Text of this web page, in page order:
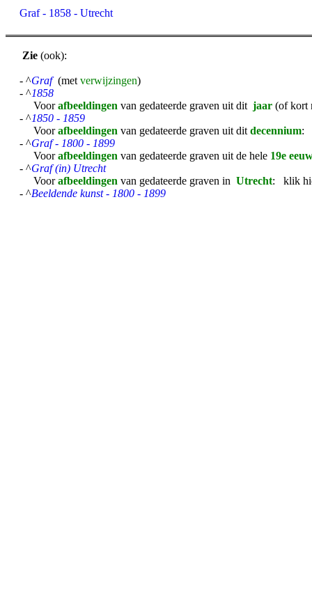
Graf - 1858 - Utrecht
Zie (ook):
- ^Graf(met verwijzingen)
- ^1858
Voorafbeeldingen van gedateerde graven uit dit jaar (of
- ^1850 - 1859
Voorafbeeldingen van gedateerde graven uit dit decennium:
- ^Graf - 1800 - 1899
Voorafbeeldingen van gedateerde graven uit de hele 19e
- ^Graf (in) Utrecht
Voorafbeeldingen van gedateerde graven in Utrecht: klik
- ^Beeldende kunst - 1800 - 1899